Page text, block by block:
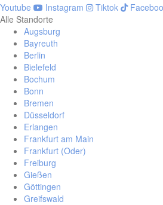
Youtube
Instagram Tiktok
Alle Standorte
Augsburg
Bayreuth
Berlin
Bielefeld
Bochum
Bonn
Bremen
Düsseldorf
Erlangen
Frankfurt am Main
Frankfurt (Oder)
Freiburg
Gießen
Göttingen
Greifswald